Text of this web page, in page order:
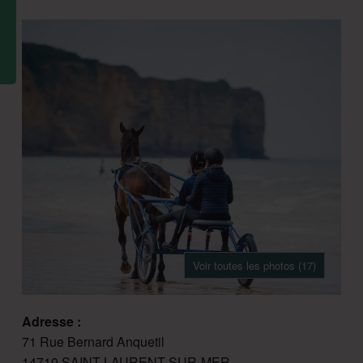
Voir toutes les photos (17)
Adresse :
71 Rue Bernard Anquetil